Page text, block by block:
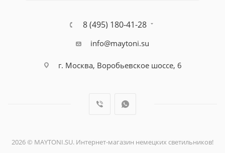
8 (495) 180-41-28
info@maytoni.su
г. Москва, Воробьевское шоссе, 6
2026 © MAYTONI.SU. Интернет-магазин немецких светильников!